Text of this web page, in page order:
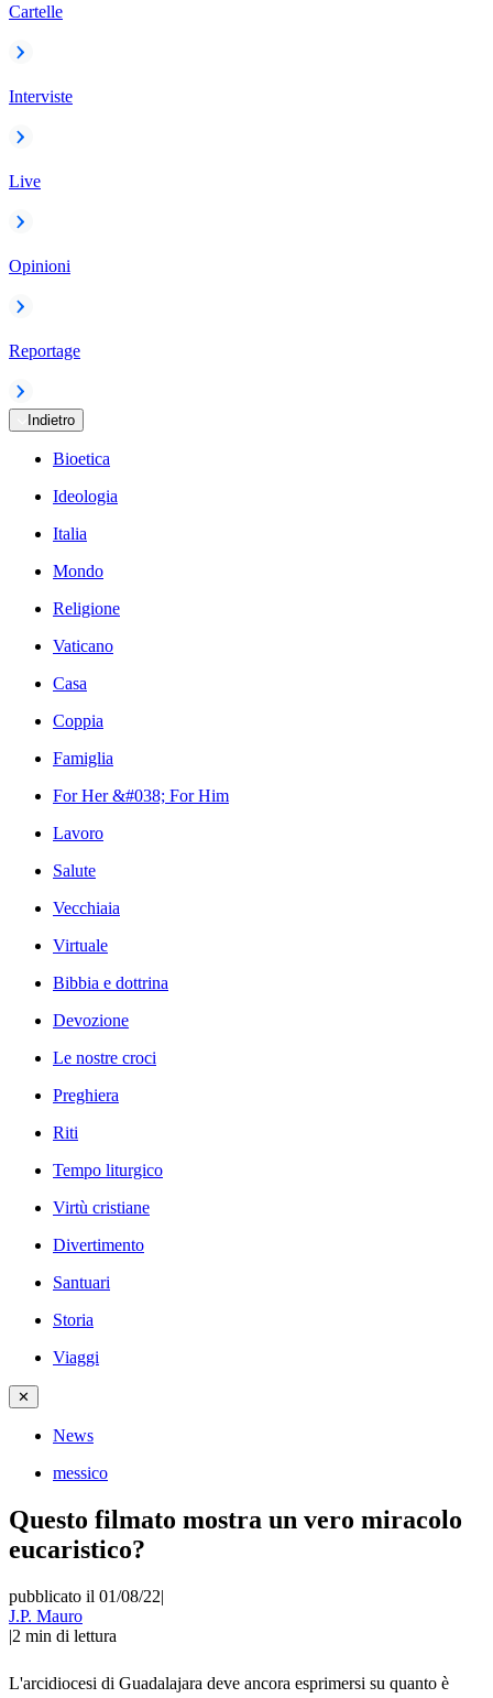
Cartelle
Interviste
Live
Opinioni
Reportage
Indietro
Bioetica
Ideologia
Italia
Mondo
Religione
Vaticano
Casa
Coppia
Famiglia
For Her &#038; For Him
Lavoro
Salute
Vecchiaia
Virtuale
Bibbia e dottrina
Devozione
Le nostre croci
Preghiera
Riti
Tempo liturgico
Virtù cristiane
Divertimento
Santuari
Storia
Viaggi
✕
News
messico
Questo filmato mostra un vero miracolo
eucaristico?
pubblicato il 01/08/22|
J.P. Mauro
|2 min di lettura
L'arcidiocesi di Guadalajara deve ancora esprimersi su quanto è